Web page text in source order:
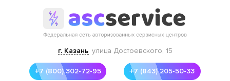
г. Казань улица Достоевского, 15
+7 (800) 302-72-95 +7 (843) 205-50-33